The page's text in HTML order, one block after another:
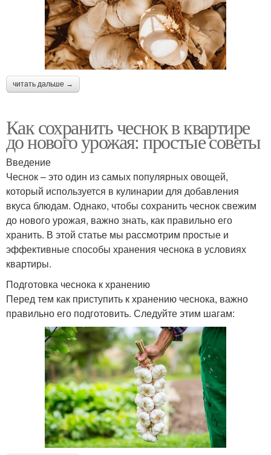
читать дальше →
Как сохранить чеснок в квартире
до нового урожая: простые советы
Введение
Чеснок – это один из самых популярных овощей,
который используется в кулинарии для добавления
вкуса блюдам. Однако, чтобы сохранить чеснок свежим
до нового урожая, важно знать, как правильно его
хранить. В этой статье мы рассмотрим простые и
эффективные способы хранения чеснока в условиях
квартиры.
Подготовка чеснока к хранению
Перед тем как приступить к хранению чеснока, важно
правильно его подготовить. Следуйте этим шагам: